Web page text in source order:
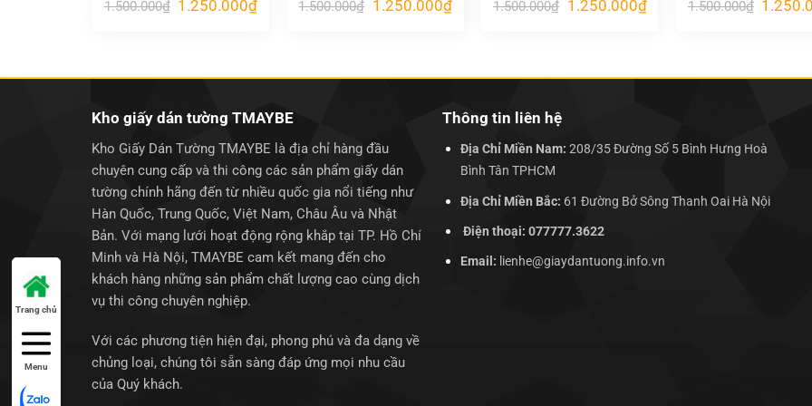
1.500.000₫ Giá
1.250.000₫Giá
1.500.000₫ Giá
1.250.000₫Giá
hiện
1.500.000₫ Giá
1.250.000₫Giá
hiện
1.500.000₫ Giá
Kho giấy dán tường TMAYBE
Kho Giấy Dán Tường TMAYBE là địa chỉ hàng đầu
chuyên cung cấp và thi công các sản phẩm giấy dán
tường chính hãng đến từ nhiều quốc gia nổi tiếng như
Hàn Quốc, Trung Quốc, Việt Nam, Châu Âu và Nhật
Bản. Với mạng lưới hoạt động rộng khắp tại TP. Hồ Chí
Minh và Hà Nội, TMAYBE cam kết mang đến cho
khách hàng những sản phẩm chất lượng cao cùng dịch
vụ thi công chuyên nghiệp.
Với các phương tiện hiện đại, phong phú và đa dạng về
chủng loại, chúng tôi sẵn sàng đáp ứng mọi nhu cầu
của Quý khách.
Thông tin liên hệ
Địa Chỉ Miền Nam: 208/35 Đường Số 5 Bình Hưng Hoà
Bình Tân TPHCM
Địa Chỉ Miền Bắc: 61 Đường Bở Sông Thanh Oai Hà Nội
Điện thoại: 077777.3622
Email: lienhe@giaydantuong.info.vn
Trang chủ
Menu